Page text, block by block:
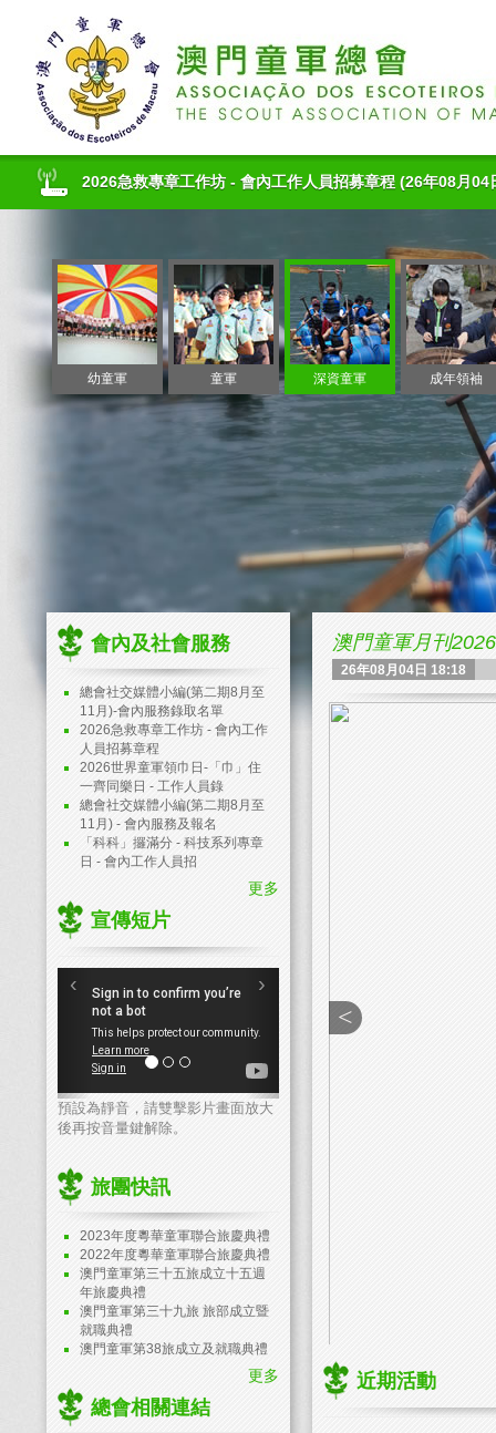
2026童軍急救訓練課程 - 章程 (26年08月04日 20:35)
總會社交媒體小編(第二期8月至11月)-會內服務錄取名單
2026急救專章工作坊 - 會內工作人員招募章程 (26年08月04
總會社交媒體小編(第二期8月至11月)-會內服務錄取名單(26
幼童軍 童軍 深資童軍 成年領袖